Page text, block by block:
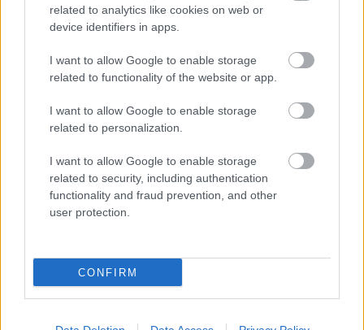
related to analytics like cookies on web or
device identifiers in apps.
I want to allow Google to enable storage
related to functionality of the website or app.
I want to allow Google to enable storage
related to personalization.
I want to allow Google to enable storage
related to security, including authentication
functionality and fraud prevention, and other
user protection.
CONFIRM
VAGY
reloaded
14 éve
De hát ez a videó fél óraaaa ....
nem is :), ügyes nagyon, sok hasonlót.
mette
14 éve
nem rojtozódik ki a kötés során.